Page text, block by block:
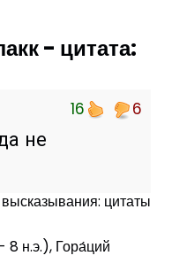
- цитата:
16 6
не
цитаты
8 н.э.), Гора́ций